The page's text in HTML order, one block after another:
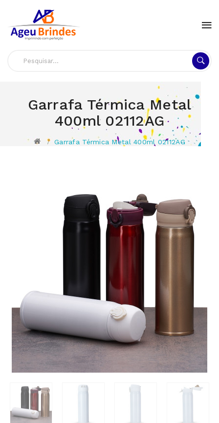
Garrafa Térmica Metal
400ml 02112AG
Garrafa Térmica Metal 400ml 02112AG